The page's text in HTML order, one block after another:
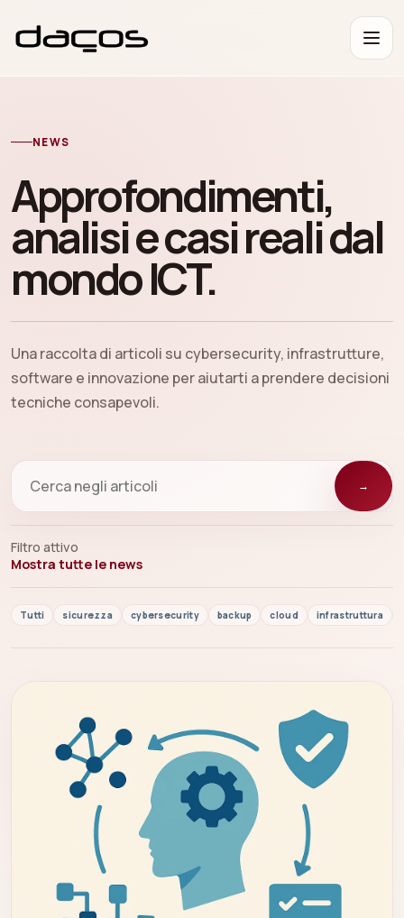
NEWS
Approfondimenti,
analisi e casi reali dal
mondo ICT.
Una raccolta di articoli su cybersecurity, infrastrutture,
software e innovazione per aiutarti a prendere decisioni
tecniche consapevoli.
→
Filtro attivo
Mostra tutte le news
Tutti sicurezza cybersecurity backup cloud infrastruttura